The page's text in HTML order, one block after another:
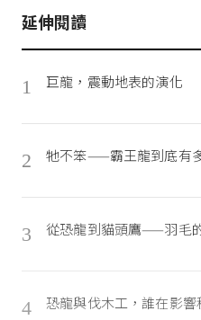
延伸閱讀
1 巨龍，震動地表的演化
2 牠不笨——霸王龍到底有
3 從恐龍到貓頭鷹——羽毛
4 恐龍與伐木工，誰在影響